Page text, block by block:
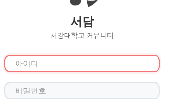
서담
서강대학교 커뮤니티